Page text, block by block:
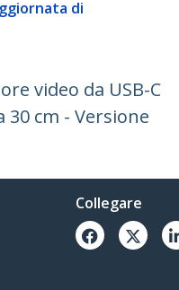
di
video da USB-C
cm - Versione
Collegare